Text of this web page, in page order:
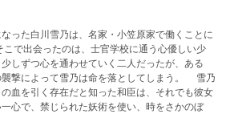
った白川雪乃は、名家・小笠原家で働くことに
で出会ったのは、士官学校に通う心優しい少
しずつ心を通わせていく二人だったが、ある
襲撃によって雪乃は命を落としてしまう。 雪乃
血を引く存在だと知った和臣は、それでも彼女
心で、禁じられた妖術を使い、時をさかのぼ